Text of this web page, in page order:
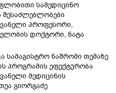
სამედიცინო
შესაძლებლობები
პროფესორი,
დოქტორი, ნატა
სამაგისტრო ნაშრომი თემაზე
პროგრამის ეფექტურობა
მედიცინის
გიორგაძე